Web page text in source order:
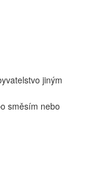
jiným
směsím nebo